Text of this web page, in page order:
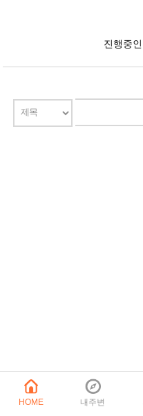
진행중
HOME 내주변